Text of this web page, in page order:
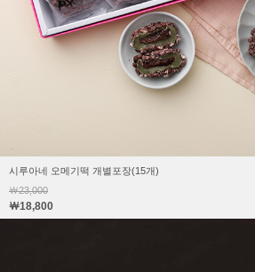
시루아네 오메기떡 개별포장(15개)
￦23,000
￦18,800